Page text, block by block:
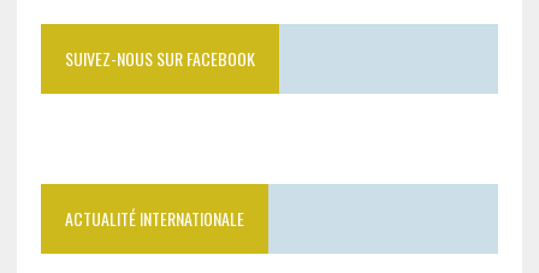
SUIVEZ-NOUS SUR FACEBOOK
ACTUALITÉ INTERNATIONALE